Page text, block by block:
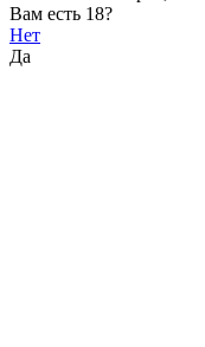
Вам есть 18?
Нет
Да